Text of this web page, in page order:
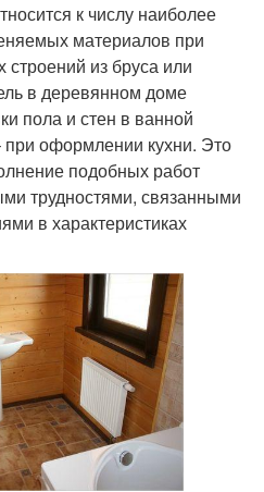
к числу наиболее
материалов при
из бруса или
в деревянном доме
пола и стен в ванной
при оформлении кухни. Это
подобных работ
трудностями, связанными
в характеристиках